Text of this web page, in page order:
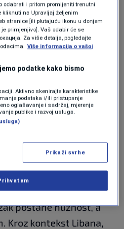
Udruženje likovnih
cjelinu na izložbi
slike na drvenim
drvenih kutija i starim
će biti postavljena do
Photography Festivala
fotografa Vedada
složen pojam doma, kao
emocionalnog osjećaja
Izložba se bavi
se dom izgubi ili
postane nužnost, a
Kroz kontekst Libana,
odabrati i pritom promijeniti trenutni
kliknuti na Upravljaj željenim
stranice [ili plutajuću ikonu u donjem
primjenjivo]. Vaš odabir će se
Za više detalja, pogledajte
Više informacija o vašoj
podatke kako bismo
Aktivno skenirajte karakteristike
podataka i/ili pristupanje
oglašavanje i sadržaj, mjerenje
publike i razvoj usluga.
Prikaži svrhe